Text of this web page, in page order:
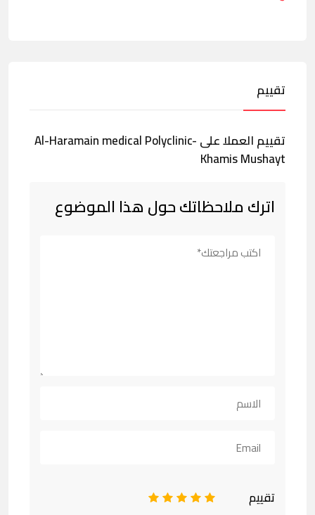
تقييم
تقييم العملا على Al-Haramain medical Polyclinic-
Khamis Mushayt
اترك ملاحظاتك حول هذا الموضوع
تقييم 5
4
3
2